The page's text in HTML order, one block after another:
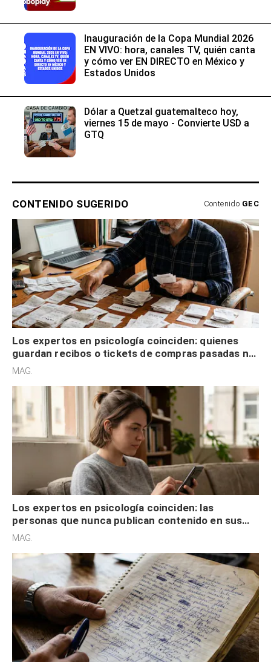
Inauguración de la Copa Mundial 2026
EN VIVO: hora, canales TV, quién canta
y cómo ver EN DIRECTO en México y
Estados Unidos
Dólar a Quetzal guatemalteco hoy,
viernes 15 de mayo - Convierte USD a
GTQ
CONTENIDO SUGERIDO Contenido GEC
Los expertos en psicología coinciden: quienes
guardan recibos o tickets de compras pasadas no
son acumuladores, sino que tienen necesidad de
MAG.
Los expertos en psicología coinciden: las
personas que nunca publican contenido en sus
redes sociales no pretenden buscar validación
MAG.